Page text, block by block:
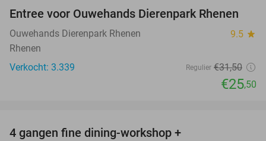
19%
Entree voor Ouwehands Dierenpark Rhenen
Ouwehands Dierenpark Rhenen 9.5 star
Rhenen
Verkocht: 3.339
Regulier €31,50
€25,50
4 gangen fine dining-workshop +